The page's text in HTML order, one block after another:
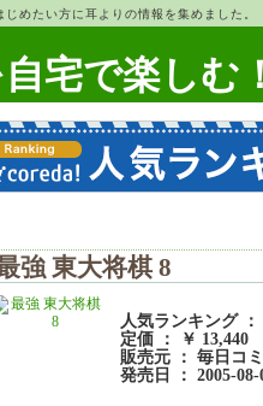
じめたい方に耳よりの情報を集めました。
自宅で楽しむ
強 東大将棋 8
人気ランキング ：
定価 ： ￥ 13,440
販売元 ： 毎日コ
発売日 ： 2005-08-